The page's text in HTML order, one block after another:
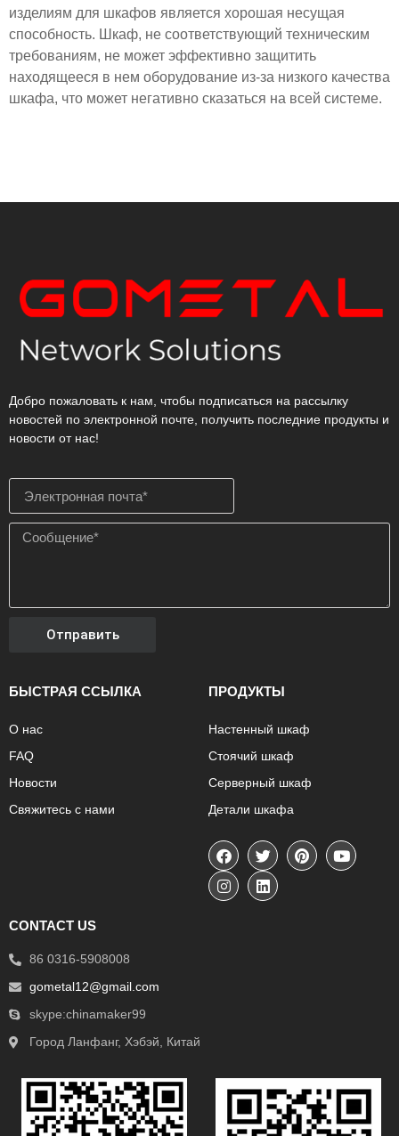
изделиям для шкафов является хорошая несущая
способность. Шкаф, не соответствующий техническим
требованиям, не может эффективно защитить
находящееся в нем оборудование из-за низкого качества
шкафа, что может негативно сказаться на всей системе.
Добро пожаловать к нам, чтобы подписаться на рассылку
новостей по электронной почте, получить последние продукты и
новости от нас!
Отправить
БЫСТРАЯ ССЫЛКА
О нас
FAQ
Новости
Свяжитесь с нами
ПРОДУКТЫ
Настенный шкаф
Стоячий шкаф
Серверный шкаф
Детали шкафа
CONTACT US
86 0316-5908008
gometal12@gmail.com
skype:chinamaker99
Город Ланфанг, Хэбэй, Китай